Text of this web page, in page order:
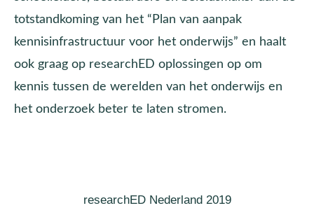
totstandkoming van het “Plan van aanpak
kennisinfrastructuur voor het onderwijs” en haalt
ook graag op researchED oplossingen op om
kennis tussen de werelden van het onderwijs en
het onderzoek beter te laten stromen.
researchED Nederland 2019